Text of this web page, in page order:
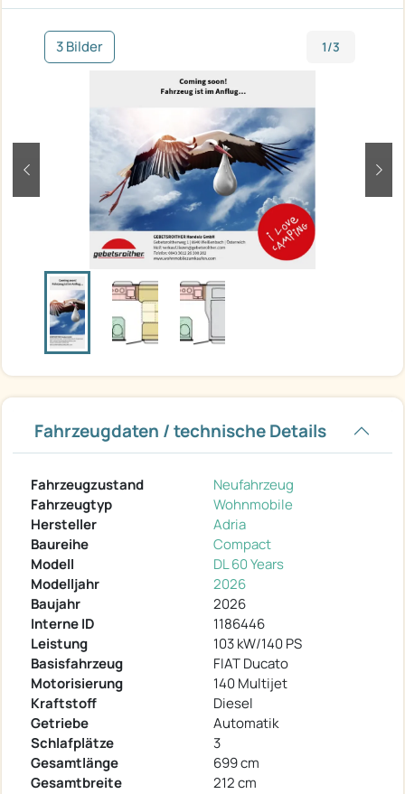
3 Bilder 1/3
zurück
Fahrzeugdaten / technische Details
Fahrzeugzustand
Neufahrzeug
Fahrzeugtyp
Wohnmobile
Hersteller
Adria
Baureihe
Compact
Modell
DL 60 Years
Modelljahr
2026
Baujahr
2026
Interne ID
1186446
Leistung
103 kW/140 PS
Basisfahrzeug
FIAT Ducato
Motorisierung
140 Multijet
Kraftstoff
Diesel
Getriebe
Automatik
Schlafplätze
3
Gesamtlänge
699 cm
Gesamtbreite
212 cm